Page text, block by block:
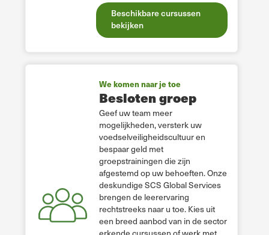
Beschikbare cursussen
bekijken
We komen naar je toe
Besloten groep
Geef uw team meer
mogelijkheden, versterk uw
voedselveiligheidscultuur en
bespaar geld met
groepstrainingen die zijn
afgestemd op uw behoeften. Onze
deskundige SCS Global Services
brengen de leerervaring
rechtstreeks naar u toe. Kies uit
een breed aanbod van in de sector